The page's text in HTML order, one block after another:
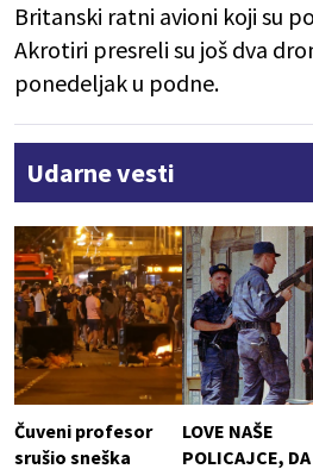
Britanski ratni avioni koji su
Akrotiri presreli su još dva
ponedeljak u podne.
Udarne vesti
Čuveni profesor
srušio sneška
LOVE NAŠE
POLICAJCE, DA